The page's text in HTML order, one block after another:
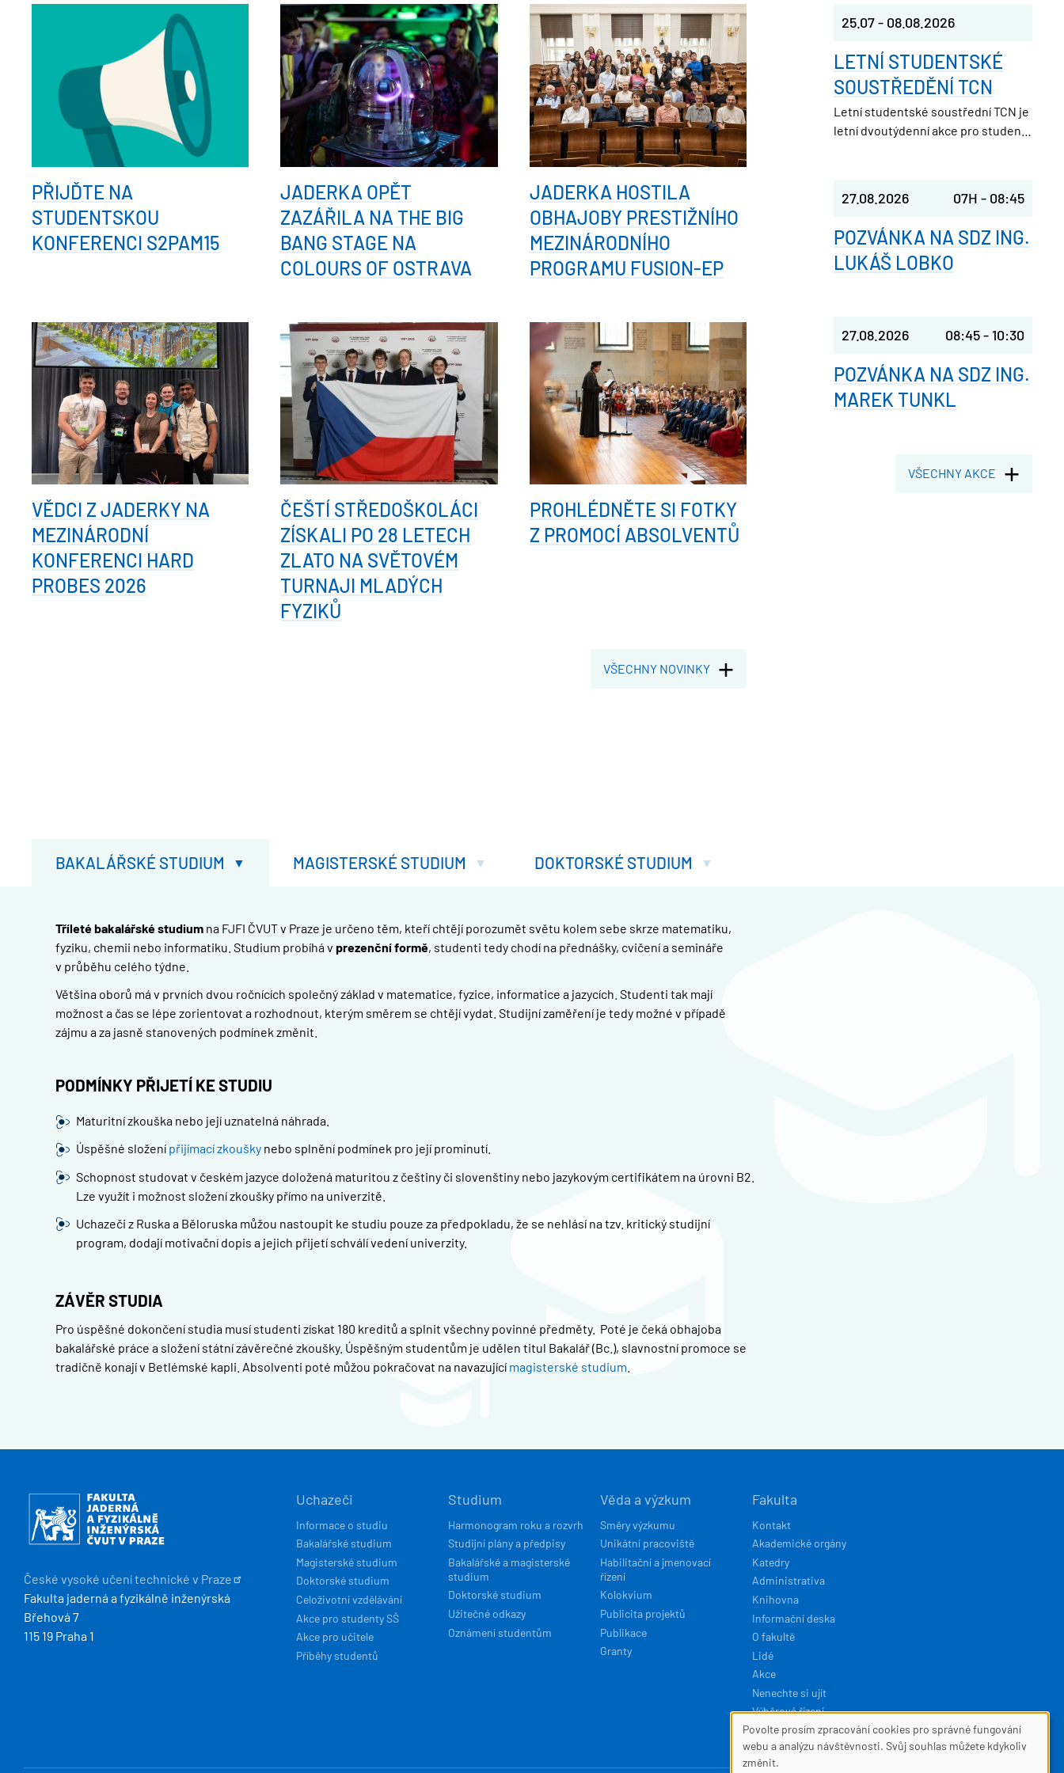
25.07- 08.08.2026
LETNÍ STUDENTSKÉ
SOUSTŘEDĚNÍ TCN
Letní studentské soustřední TCN je
letní dvoutýdenní akce pro studenty
která ještě nedávno seděla v
laviciích jako ty.
27.08.2026 07H - 08:45
POZVÁNKA NA SDZ ING.
LUKÁŠ LOBKO
27.08.2026 08:45- 10:30
POZVÁNKA NA SDZ ING.
MAREK TUNKL
VŠECHNY AKCE
PŘIJĎTE NA
STUDENTSKOU
KONFERENCI S2PAM15
JADERKA OPĚT
ZAZÁŘILA NA THE BIG
BANG STAGE NA
COLOURS OF OSTRAVA
JADERKA HOSTILA
OBHAJOBY PRESTIŽNÍHO
MEZINÁRODNÍHO
PROGRAMU FUSION-EP
VĚDCI Z JADERKY NA
MEZINÁRODNÍ
KONFERENCI HARD
PROBES 2026
ČEŠTÍ STŘEDOŠKOLÁCI
ZÍSKALI PO 28 LETECH
ZLATO NA SVĚTOVÉM
TURNAJI MLADÝCH
FYZIKŮ
PROHLÉDNĚTE SI FOTKY
Z PROMOCÍ ABSOLVENTŮ
VŠECHNY NOVINKY
BAKALÁŘSKÉ STUDIUM MAGISTERSKÉ STUDIUM DOKTORSKÉ STUDIUM
Tříleté bakalářské studium na FJFI ČVUT v Praze je určeno těm, kteří chtějí porozumět světu kolem sebe skrze matematiku,
fyziku, chemii nebo informatiku. Studium probíhá v prezenční formě, studenti tedy chodí na přednášky, cvičení a semináře
v průběhu celého týdne.
Většina oborů má v prvních dvou ročnících společný základ v matematice, fyzice, informatice a jazycích. Studenti tak mají
možnost a čas se lépe zorientovat a rozhodnout, kterým směrem se chtějí vydat. Studijní zaměření je tedy možné v případě
zájmu a za jasně stanovených podmínek změnit.
PODMÍNKY PŘIJETÍ KE STUDIU
Maturitní zkouška nebo její uznatelná náhrada.
Úspěšné složení přijímací zkouškynebo splnění podmínek pro její prominutí.
Schopnost studovat v českém jazyce doložená maturitou z češtiny či slovenštiny nebo jazykovým certifikátem na úrovni B2.
Lze využít i možnost složení zkoušky přímo na univerzitě.
Uchazeči z Ruska a Běloruska můžou nastoupit ke studiu pouze za předpokladu, že se nehlásí na tzv. kritický studijní
program, dodají motivační dopis a jejich přijetí schválí vedení univerzity.
ZÁVĚR STUDIA
Pro úspěšné dokončení studia musí studenti získat 180 kreditů a splnit všechny povinné předměty. Poté je čeká obhajoba
bakalářské práce a složení státní závěrečné zkoušky. Úspěšným studentům je udělen titul Bakalář (Bc.), slavnostní promoce se
tradičně konají v Betlémské kapli. Absolventi poté můžou pokračovat na navazující magisterské studium
HLAVNÍ
NAVIGACE
Uchazeči
Informace o studiu
Bakalářské studium
Magisterské studium
Doktorské studium
Celoživotní vzdělávání
Akce pro studenty SŠ
Akce pro učitele
Příběhy studentů
Studium
Harmonogram roku a rozvrh
Studijní plány a předpisy
Bakalářské a magisterské
studium
Doktorské studium
Užitečné odkazy
Oznámení studentům
Věda a výzkum
Směry výzkumu
Unikátní pracoviště
Habilitační a jmenovací
řízení
Kolokvium
Publicita projektů
Publikace
Granty
Fakulta
Kontakt
Akademické orgány
Katedry
Administrativa
Knihovna
Informační deska
O fakultě
Lidé
Akce
Nenechte si ujít
Výběrová řízení
Obrázek
České vysoké učení technické v Praze
Fakulta jaderná a fyzikálně inženýrská
Břehová 7
115 19 Praha 1
Developed bySquelle
SOUBORY
Povolte prosím zpracování cookies pro správné fungování
webu a analýzu návštěvnosti. Svůj souhlas můžete kdykoliv
změnit.